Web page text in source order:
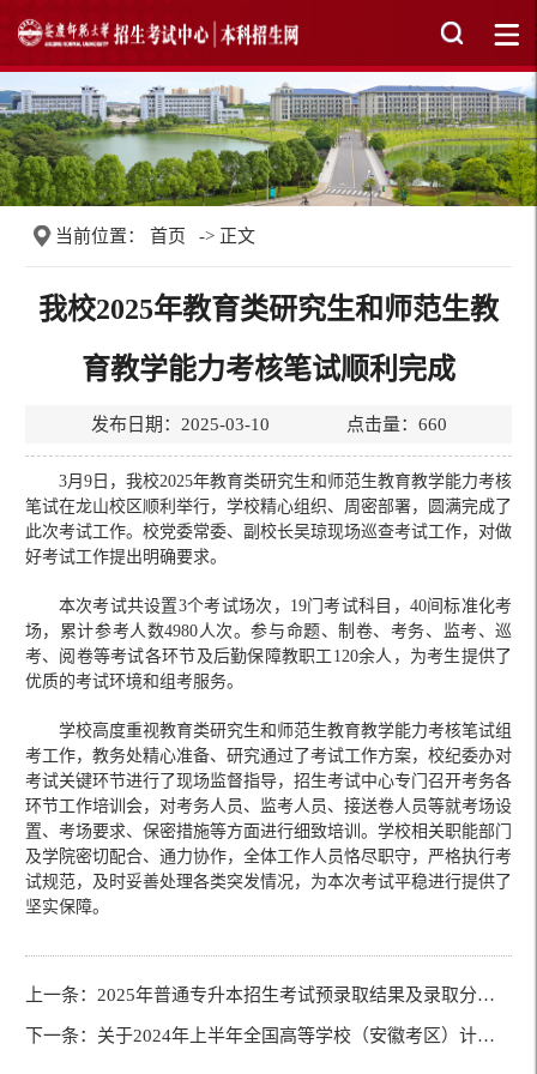
当前位置： 首页 -> 正文
我校2025年教育类研究生和师范生教
育教学能力考核笔试顺利完成
发布日期：2025-03-10 点击量： 660
3月9日，我校2025年教育类研究生和师范生教育教学能力考核
笔试在龙山校区顺利举行，学校精心组织、周密部署，圆满完成了
此次考试工作。校党委常委、副校长吴琼现场巡查考试工作，对做
好考试工作提出明确要求。
本次考试共设置3个考试场次，19门考试科目，40间标准化考
场，累计参考人数4980人次。参与命题、制卷、考务、监考、巡
考、阅卷等考试各环节及后勤保障教职工120余人，为考生提供了
优质的考试环境和组考服务。
学校高度重视教育类研究生和师范生教育教学能力考核笔试组
考工作，教务处精心准备、研究通过了考试工作方案，校纪委办对
考试关键环节进行了现场监督指导，招生考试中心专门召开考务各
环节工作培训会，对考务人员、监考人员、接送卷人员等就考场设
置、考场要求、保密措施等方面进行细致培训。学校相关职能部门
及学院密切配合、通力协作，全体工作人员恪尽职守，严格执行考
试规范，及时妥善处理各类突发情况，为本次考试平稳进行提供了
坚实保障。
上一条： 2025年普通专升本招生考试预录取结果及录取分数线查询通告
下一条： 关于2024年上半年全国高等学校（安徽考区）计算机水平考试报名的通知